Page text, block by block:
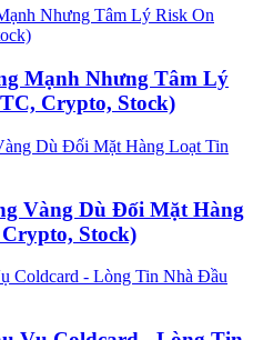
Mạnh Nhưng Tâm Lý
Crypto, Stock)
Vàng Dù Đối Mặt Hàng
Stock)